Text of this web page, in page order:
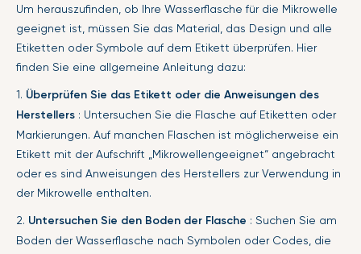
Um herauszufinden, ob Ihre Wasserflasche für die Mikrowelle
geeignet ist, müssen Sie das Material, das Design und alle
Etiketten oder Symbole auf dem Etikett überprüfen. Hier
finden Sie eine allgemeine Anleitung dazu:
1. Überprüfen Sie das Etikett oder die Anweisungen des
Herstellers : Untersuchen Sie die Flasche auf Etiketten oder
Markierungen. Auf manchen Flaschen ist möglicherweise ein
Etikett mit der Aufschrift „Mikrowellengeeignet“ angebracht
oder es sind Anweisungen des Herstellers zur Verwendung in
der Mikrowelle enthalten.
2. Untersuchen Sie den Boden der Flasche : Suchen Sie am
Boden der Wasserflasche nach Symbolen oder Codes, die